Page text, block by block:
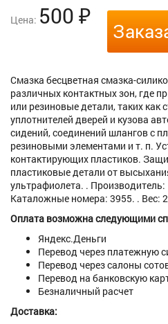
Цена: 500 ₽
Смазка бесцветная смазка-
различных контактных зон, где
или резиновые детали, таких как
уплотнителей дверей и кузова
сидений, соединений шлангов с
резиновыми элементами и т. п.
контактирующих пластиков.
пластиковые детали от
ультрафиолета. .
Каталожные номера: 3955. . Вес:
Оплата возможна следующими
Яндекс.Деньги
Перевод через платежную
Перевод через салоны
Перевод на банковскую
Безналичный расчет
Доставка: